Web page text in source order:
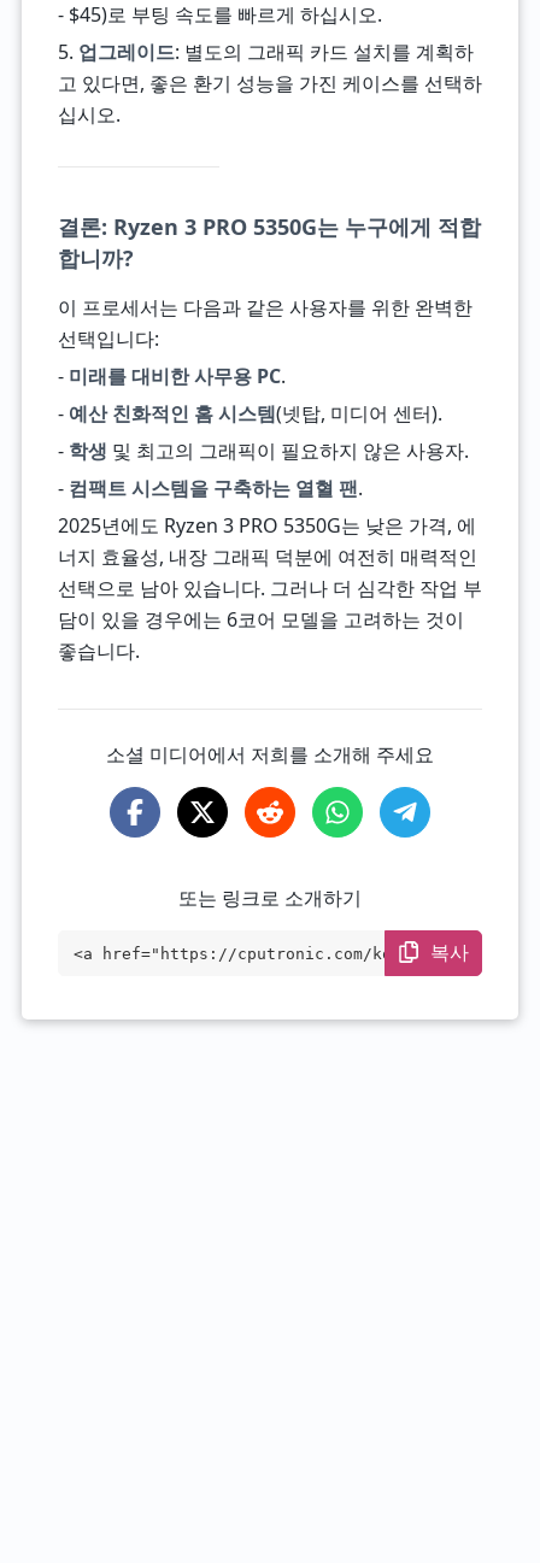
- $45)로 부팅 속도를 빠르게 하십시오.
5. 업그레이드: 별도의 그래픽 카드 설치를 계획하
고 있다면, 좋은 환기 성능을 가진 케이스를 선택하
십시오.
결론: Ryzen 3 PRO 5350G는 누구에게 적합
합니까?
이 프로세서는 다음과 같은 사용자를 위한 완벽한
선택입니다:
- 미래를 대비한 사무용 PC.
- 예산 친화적인 홈 시스템(넷탑, 미디어 센터).
- 학생 및 최고의 그래픽이 필요하지 않은 사용자.
- 컴팩트 시스템을 구축하는 열혈 팬.
2025년에도 Ryzen 3 PRO 5350G는 낮은 가격, 에
너지 효율성, 내장 그래픽 덕분에 여전히 매력적인
선택으로 남아 있습니다. 그러나 더 심각한 작업 부
담이 있을 경우에는 6코어 모델을 고려하는 것이
좋습니다.
소셜 미디어에서 저희를 소개해 주세요
또는 링크로 소개하기
<a href="https://cputronic.com/ko/cpu/am
복사